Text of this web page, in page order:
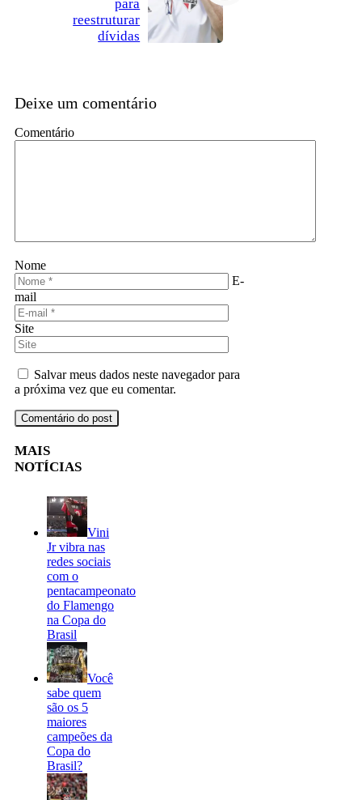
para
reestruturar
dívidas
Deixe um comentário
Comentário
Nome
E-
mail
Site
Salvar meus dados neste navegador para
a próxima vez que eu comentar.
MAIS
NOTÍCIAS
Vini
Jr vibra nas
redes sociais
com o
pentacampeonato
do Flamengo
na Copa do
Brasil
Você
sabe quem
são os 5
maiores
campeões da
Copa do
Brasil?